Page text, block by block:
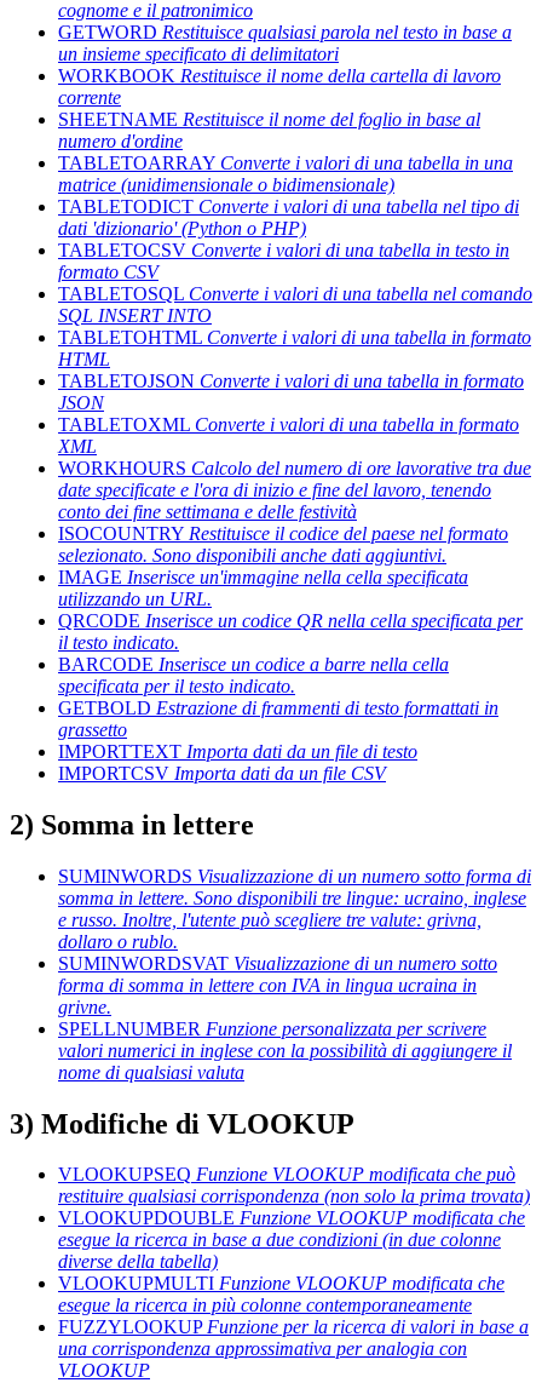
cognome e il patronimico
GETWORD Restituisce qualsiasi parola nel testo in base a
un insieme specificato di delimitatori
WORKBOOK Restituisce il nome della cartella di lavoro
corrente
SHEETNAME Restituisce il nome del foglio in base al
numero d'ordine
TABLETOARRAY Converte i valori di una tabella in una
matrice (unidimensionale o bidimensionale)
TABLETODICT Converte i valori di una tabella nel tipo di
dati 'dizionario' (Python o PHP)
TABLETOCSV Converte i valori di una tabella in testo in
formato CSV
TABLETOSQL Converte i valori di una tabella nel comando
SQL INSERT INTO
TABLETOHTML Converte i valori di una tabella in formato
HTML
TABLETOJSON Converte i valori di una tabella in formato
JSON
TABLETOXML Converte i valori di una tabella in formato
XML
WORKHOURS Calcolo del numero di ore lavorative tra due
date specificate e l'ora di inizio e fine del lavoro, tenendo
conto dei fine settimana e delle festività
ISOCOUNTRY Restituisce il codice del paese nel formato
selezionato. Sono disponibili anche dati aggiuntivi.
IMAGE Inserisce un'immagine nella cella specificata
utilizzando un URL.
QRCODE Inserisce un codice QR nella cella specificata per
il testo indicato.
BARCODE Inserisce un codice a barre nella cella
specificata per il testo indicato.
GETBOLD Estrazione di frammenti di testo formattati in
grassetto
IMPORTTEXT Importa dati da un file di testo
IMPORTCSV Importa dati da un file CSV
2) Somma in lettere
SUMINWORDS Visualizzazione di un numero sotto forma di
somma in lettere. Sono disponibili tre lingue: ucraino, inglese
e russo. Inoltre, l'utente può scegliere tre valute: grivna,
dollaro o rublo.
SUMINWORDSVAT Visualizzazione di un numero sotto
forma di somma in lettere con IVA in lingua ucraina in
grivne.
SPELLNUMBER Funzione personalizzata per scrivere
valori numerici in inglese con la possibilità di aggiungere il
nome di qualsiasi valuta
3) Modifiche di VLOOKUP
VLOOKUPSEQ Funzione VLOOKUP modificata che può
restituire qualsiasi corrispondenza (non solo la prima trovata)
VLOOKUPDOUBLE Funzione VLOOKUP modificata che
esegue la ricerca in base a due condizioni (in due colonne
diverse della tabella)
VLOOKUPMULTI Funzione VLOOKUP modificata che
esegue la ricerca in più colonne contemporaneamente
FUZZYLOOKUP Funzione per la ricerca di valori in base a
una corrispondenza approssimativa per analogia con
VLOOKUP